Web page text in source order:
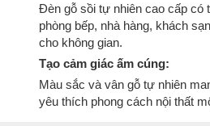
Đèn gỗ sồi tự nhiên cao cấp có
phòng bếp, nhà hàng, khách
cho không gian.
Tạo cảm giác ấm cúng:
Màu sắc và vân gỗ tự nhiên
yêu thích phong cách nội thất